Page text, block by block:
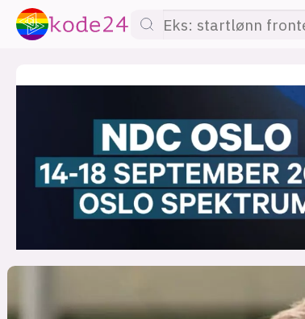
lønn
utdanning sikkerhet
devops
IoT design